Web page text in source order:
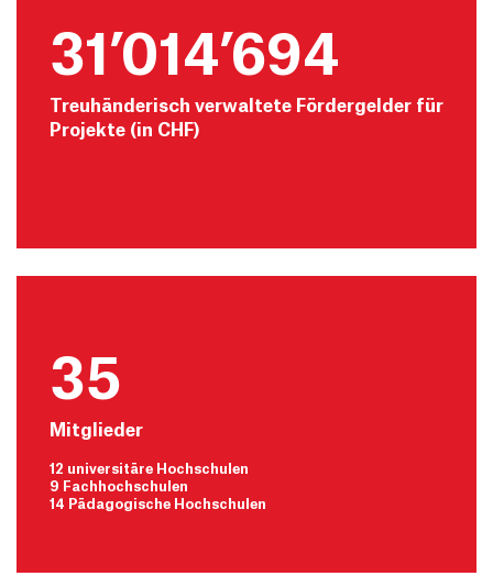
31’014’694
Treuhänderisch verwaltete Fördergelder für
Projekte (in CHF)
35
Mitglieder
12 universitäre Hochschulen
9 Fachhochschulen
14 Pädagogische Hochschulen